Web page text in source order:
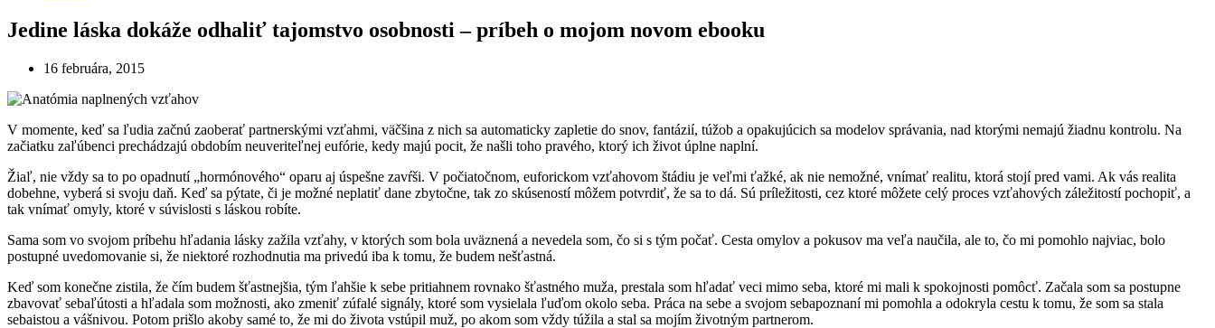
Jedine láska dokáže odhaliť tajomstvo osobnosti – príbeh o mojom novom ebooku
16 februára, 2015
V momente, keď sa ľudia začnú zaoberať partnerskými vzťahmi, väčšina z nich sa automaticky zapletie do snov, fantázií, túžob a opakujúcich sa modelov správania, nad ktorými nemajú žiadnu kontrolu. Na
začiatku zaľúbenci prechádzajú obdobím neuveriteľnej eufórie, kedy majú pocit, že našli toho pravého, ktorý ich život úplne naplní.
Žiaľ, nie vždy sa to po opadnutí „hormónového“ oparu aj úspešne zavŕši. V počiatočnom, euforickom vzťahovom štádiu je veľmi ťažké, ak nie nemožné, vnímať realitu, ktorá stojí pred vami. Ak vás realita
dobehne, vyberá si svoju daň. Keď sa pýtate, či je možné neplatiť dane zbytočne, tak zo skúseností môžem potvrdiť, že sa to dá. Sú príležitosti, cez ktoré môžete celý proces vzťahových záležitostí pochopiť, a
tak vnímať omyly, ktoré v súvislosti s láskou robíte.
Sama som vo svojom príbehu hľadania lásky zažila vzťahy, v ktorých som bola uväznená a nevedela som, čo si s tým počať. Cesta omylov a pokusov ma veľa naučila, ale to, čo mi pomohlo najviac, bolo
postupné uvedomovanie si, že niektoré rozhodnutia ma privedú iba k tomu, že budem nešťastná.
Keď som konečne zistila, že čím budem šťastnejšia, tým ľahšie k sebe pritiahnem rovnako šťastného muža, prestala som hľadať veci mimo seba, ktoré mi mali k spokojnosti pomôcť. Začala som sa postupne
zbavovať sebaľútosti a hľadala som možnosti, ako zmeniť zúfalé signály, ktoré som vysielala ľuďom okolo seba. Práca na sebe a svojom sebapoznaní mi pomohla a odokryla cestu k tomu, že som sa stala
sebaistou a vášnivou. Potom prišlo akoby samé to, že mi do života vstúpil muž, po akom som vždy túžila a stal sa mojím životným partnerom.